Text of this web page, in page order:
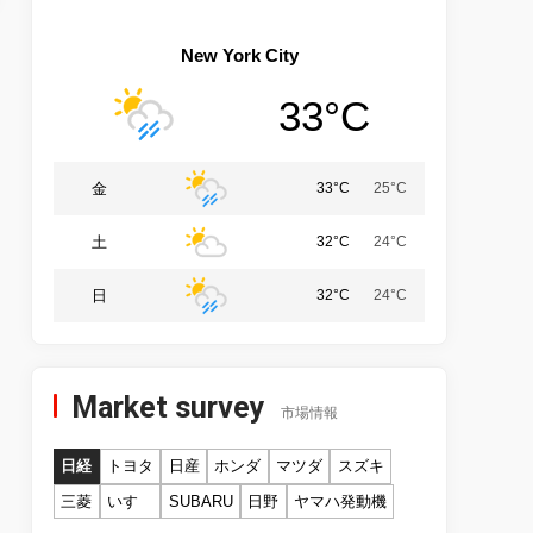
New York City
33°C
金 33°C 25°C
土 32°C 24°C
日 32°C 24°C
Market survey 市場情報
日経 トヨタ 日産 ホンダ マツダ
スズキ
三菱
いすゞ SUBARU 日野 ヤマハ発動機